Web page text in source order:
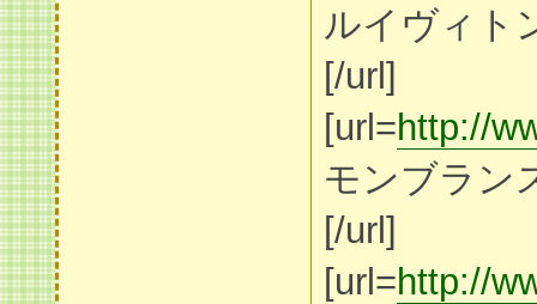
ルイヴィト
[/url]
[url=http://
モンブラン
[/url]
[url=http://